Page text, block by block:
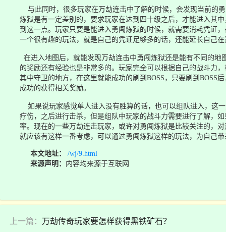
与此同时，很多玩家在万劫连击中了解的时候，会发现当前的
炼狱是有一定差别的，要求玩家在达到四十级之后，才能进入其
到这一点。玩家只要是能进入勇闯炼狱的时候，就需要消耗凭证
一个很有趣的玩法，就是自己的凭证足够多的话，还能延长自己
在进入地图后，就能发现万劫连击中勇闯炼狱还是能有不同的
的奖励还有经验也是非常多的。玩家完全可以根据自己的战斗力
其中守卫的地方，在这里就能成功的刷到BOSS，只要刷到BOSS
成功的获得相关奖励。
如果说玩家感觉单人进入没有胜算的话，也可以组队进入，这
疗伤，之后进行击杀，但是组队中玩家的战斗力需要进行了解，
率。现在的一些万劫连击玩家，或许对勇闯炼狱是比较关注的，
就应该有这样一番考虑，可以通过勇闯炼狱这样的玩法，为自己
本文地址：
/wj/9.html
来源声明： 内容均来源于互联网
上一篇： 万劫传奇玩家要怎样获得黑铁矿石？